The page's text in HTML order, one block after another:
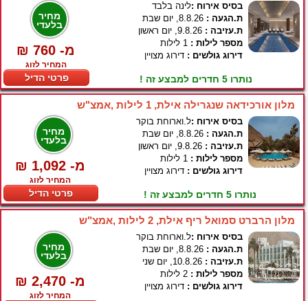
מחיר
בלעדי
₪ 760 -מ
המחיר לזוג
פרטי הדיל
בסיס אירוח :לינה בלבד
ת.הגעה :
ת.עזיבה :
מספר לילות :
דירוג גולשים : דירוג מצויין
נותרו 5 חדרים למבצע זה !
מלון אורכידאה שנגרילה אילת, 1 לילות ,אמצ"ש
מחיר
בלעדי
₪ 1,092 -מ
המחיר לזוג
פרטי הדיל
בסיס אירוח :ל.וארוחת בוקר
ת.הגעה :
ת.עזיבה :
מספר לילות :
דירוג גולשים : דירוג מצויין
נותרו 5 חדרים למבצע זה !
מלון הרברט סמואל ריף אילת, 2 לילות ,אמצ"ש
מחיר
בלעדי
₪ 2,470 -מ
המחיר לזוג
בסיס אירוח :ל.וארוחת בוקר
ת.הגעה :
ת.עזיבה :
מספר לילות :
דירוג גולשים : דירוג מצויין